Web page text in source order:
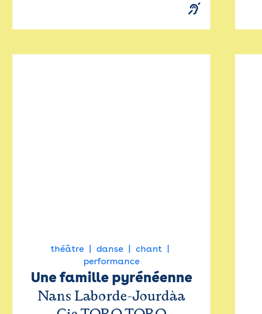
théâtre danse
chant
performance
Une famille pyrénéenne
Nans Laborde-Jourdàa